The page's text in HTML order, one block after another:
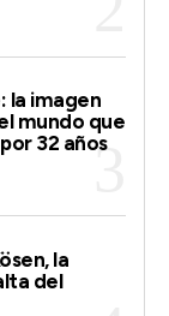
la imagen
mundo que
32 años
la
del